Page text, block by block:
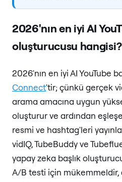
2026'nın en iyi AI
oluşturucusu hangisi?
2026'nın en iyi AI YouTube
Connect'tir; çünkü gerçek
arama amacına uygun
oluşturur ve ardından
resmi ve hashtag'leri
vidIQ, TubeBuddy ve
yapay zeka başlık
A/B testi için mükemmeldir,